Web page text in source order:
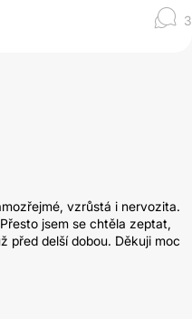
3
vzrůstá i nervozita.
jsem se chtěla zeptat,
před delší dobou. Děkuji moc